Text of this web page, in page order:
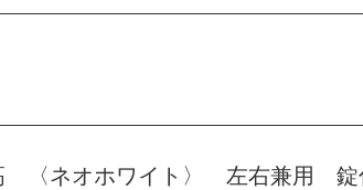
ネオホワイト〉 左右兼用 錠